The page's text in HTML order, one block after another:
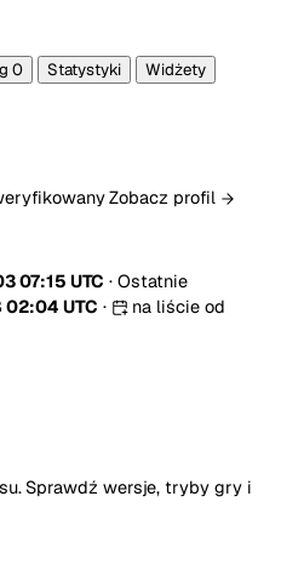
0 Statystyki Widżety
Zobacz profil
07:15 UTC · Ostatnie
UTC ·
na liście od
Sprawdź wersje, tryby gry i